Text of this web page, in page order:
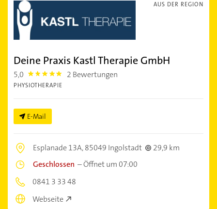
AUS DER REGION
Deine Praxis Kastl Therapie GmbH
5,0 5.0 2 Bewertungen
PHYSIOTHERAPIE
E-Mail
Esplanade 13A,85049 Ingolstadt
29,9 km
Geschlossen –Öffnet um 07:00
0841 3 33 48
Webseite